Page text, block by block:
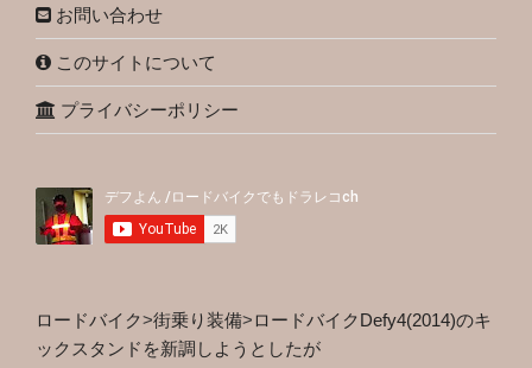
お問い合わせ
このサイトについて
プライバシーポリシー
ロードバイク>街乗り装備>ロードバイクDefy4(2014)のキ
ックスタンドを新調しようとしたが